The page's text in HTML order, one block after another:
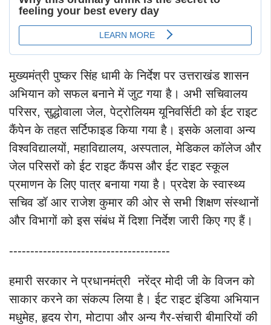
मुख्यमंत्री पुष्कर सिंह धामी के निर्देश पर उत्तराखंड शासन
अभियान को सफल बनाने में जुट गया है। अभी सचिवालय
परिसर, सुद्धोवाला जेल, पेट्रोलियम यूनिवर्सिटी को ईट राइट
कैंपेन के तहत सर्टिफाइड किया गया है। इसके अलावा अन्य
विश्वविद्यालयों, महाविद्यालय, अस्पताल, मेडिकल कॉलेज और
जेल परिसरों को ईट राइट कैंपस और ईट राइट स्कूल
प्रमाणन के लिए पात्र बनाया गया है। प्रदेश के स्वास्थ्य
सचिव डॉ आर राजेश कुमार की ओर से सभी शिक्षण संस्थानों
और विभागों को इस संबंध में दिशा निर्देश जारी किए गए हैं।
--------------------------------------
हमारी सरकार ने प्रधानमंत्री नरेंद्र मोदी जी के विजन को
साकार करने का संकल्प लिया है। ईट राइट इंडिया अभियान
मधुमेह, हृदय रोग, मोटापा और अन्य गैर-संचारी बीमारियों की